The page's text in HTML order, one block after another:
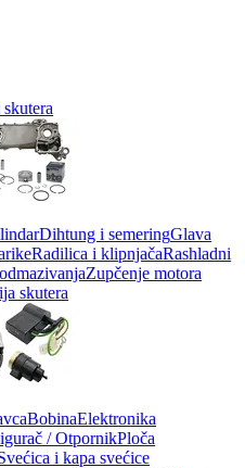
Dihtung i semeringGlava
Radilica i klipnjačaRashladni
Zupčenje motora
skutera
BobinaElektronika
/ OtpornikPloča
i kapa svećice